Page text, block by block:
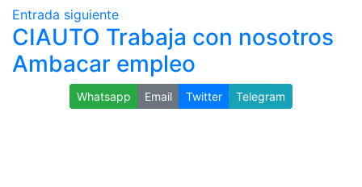
Entrada siguiente
CIAUTO Trabaja con nosotros
Ambacar empleo
Whatsapp Email Twitter Telegram